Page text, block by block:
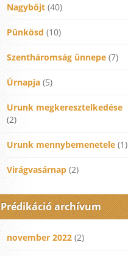
Nagybőjt (40)
Pünkösd (10)
Szentháromság ünnepe (7)
Úrnapja (5)
Urunk megkeresztelkedése
(2)
Urunk mennybemenetele (1)
Virágvasárnap (2)
Prédikáció archívum
november 2022 (2)